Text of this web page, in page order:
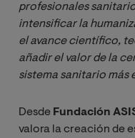
profesionales
intensificar la
el avance científico,
añadir el valor de la
sistema sanitario más
Desde Fundación
valora la creación de